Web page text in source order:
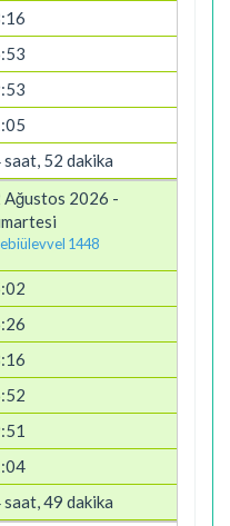
saat, 52 dakika
Ağustos 2026 -
1448
saat, 49 dakika